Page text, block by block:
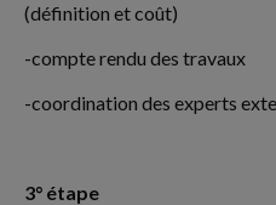
(définition et coût)
-compte rendu des travaux
-coordination des experts
3° étape